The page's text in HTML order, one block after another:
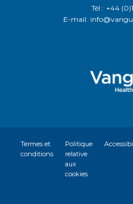
Tél : +44
E-mail:
Termes et
conditions
Politique
relative
aux
cookies